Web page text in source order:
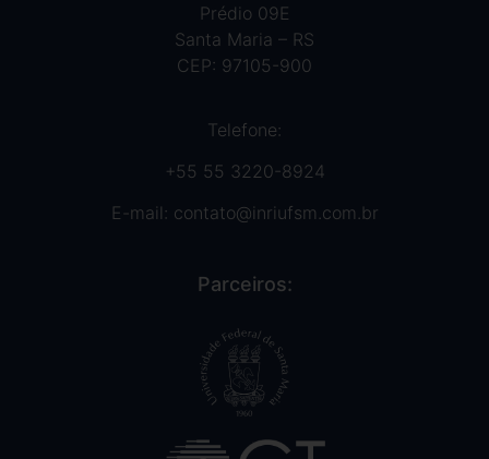
Prédio 09E
Santa Maria – RS
CEP: 97105-900
Telefone:
+55 55 3220-8924
E-mail: contato@inriufsm.com.br
Parceiros: